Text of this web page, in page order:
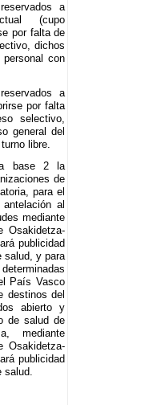
a
(cupo
por falta de
dichos
con
a
por falta
selectivo,
general del
libre.
base 2 la
de
para el
al
mediante
Osakidetza-
publicidad
salud, y para
País Vasco
destinos del
abierto y
de salud de
mediante
Osakidetza-
publicidad
salud.